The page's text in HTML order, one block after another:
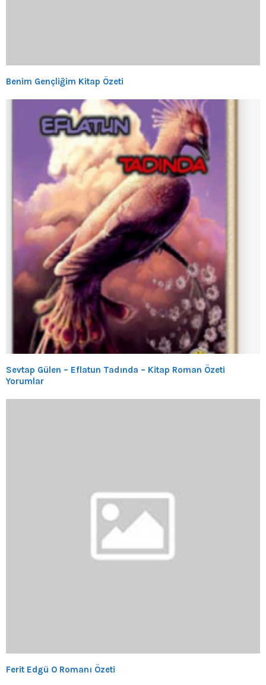
Benim Gençliğim Kitap Özeti
Sevtap Gülen – Eflatun Tadında – Kitap Roman Özeti
Yorumlar
Ferit Edgü O Romanı Özeti